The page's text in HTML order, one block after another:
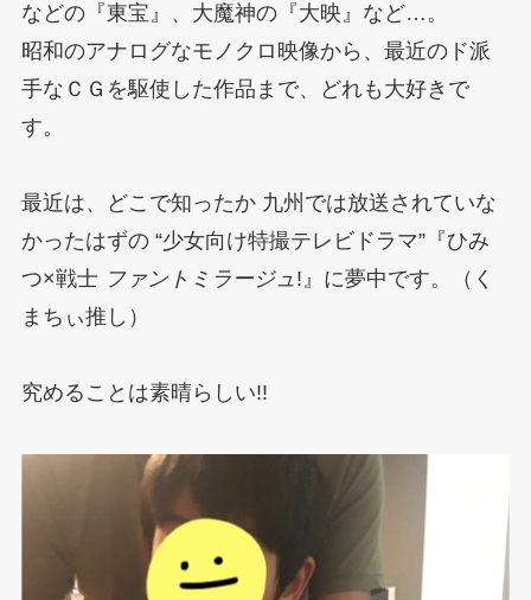
などの『東宝』、大魔神の『大映』など…。
昭和のアナログなモノクロ映像から、最近のド派
手なＣＧを駆使した作品まで、どれも大好きで
す。
最近は、どこで知ったか 九州では放送されていな
かったはずの “少女向け特撮テレビドラマ”『ひみ
つ×戦士 ファントミラージュ!』に夢中です。（く
まちぃ推し）
究めることは素晴らしい!!